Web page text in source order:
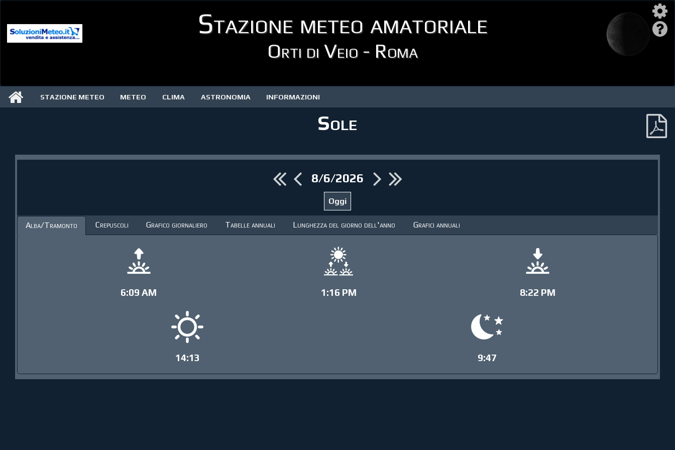
Stazione meteo amatoriale
Orti di Veio - Roma
STAZIONE METEO METEO CLIMA ASTRONOMIA INFORMAZIONI
Sole
8/6/2026
Alba/Tramonto Crepuscoli Grafico giornaliero Tabelle annuali Lunghezza del giorno dell'anno Grafici annuali
6:09 AM 1:16 PM 8:22 PM
14:13 9:47